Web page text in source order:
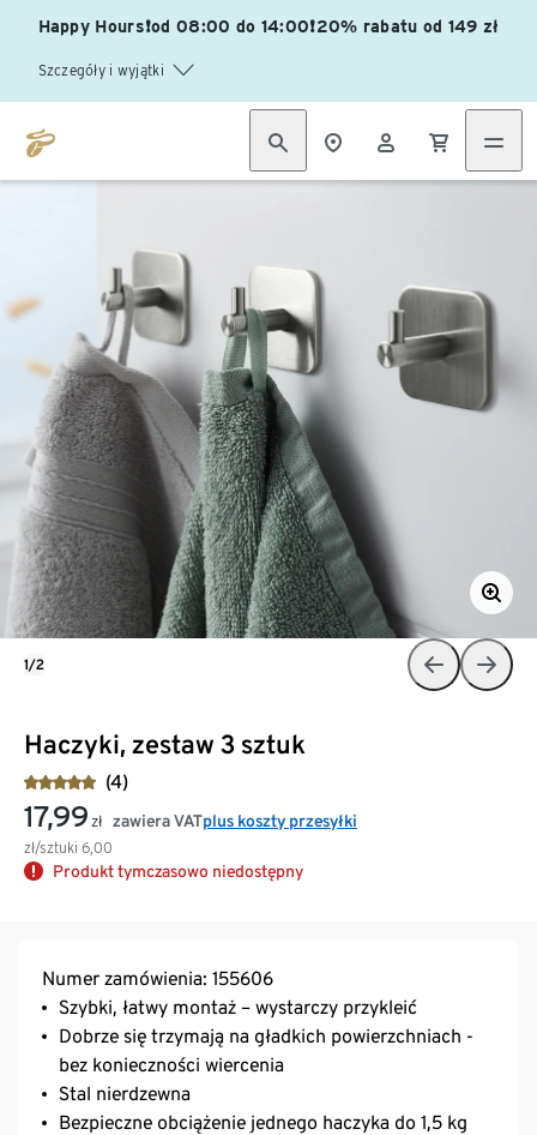
Happy Hours❗od 08:00 do 14:00❗20% rabatu od 149 zł
Szczegóły i wyjątki
Haczyki, zestaw 3 sztuk
(4)
17,99 zł
zł/sztuki 6,00
zawiera VATplus koszty przesyłki
Produkt tymczasowo niedostępny
1/2
Numer zamówienia: 155606
Szybki, łatwy montaż – wystarczy przykleić
Dobrze się trzymają na gładkich powierzchniach -
bez konieczności wiercenia
Stal nierdzewna
Bezpieczne obciążenie jednego haczyka do 1,5 kg